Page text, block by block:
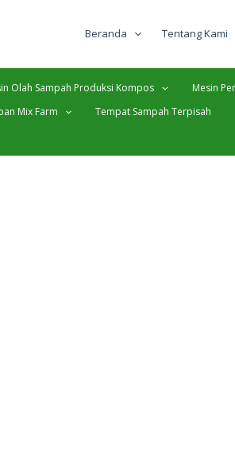
Beranda Tentang Kami
Olah Sampah Produksi Kompos
Mesin
Mix Farm Tempat Sampah Terpisah